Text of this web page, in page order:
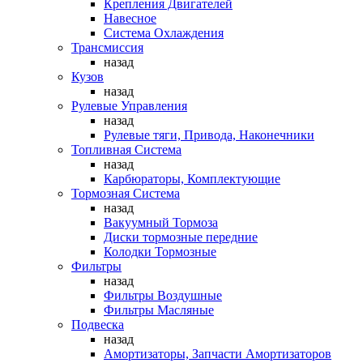
Крепления Двигателей
Навесное
Система Охлаждения
Трансмиссия
назад
Кузов
назад
Рулевые Управления
назад
Рулевые тяги, Привода, Наконечники
Топливная Система
назад
Карбюраторы, Комплектующие
Тормозная Система
назад
Вакуумный Тормоза
Диски тормозные передние
Колодки Тормозные
Фильтры
назад
Фильтры Воздушные
Фильтры Масляные
Подвеска
назад
Амортизаторы, Запчасти Амортизаторов